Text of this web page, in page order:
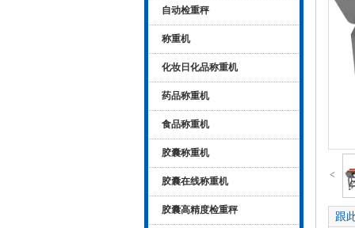
自动检重秤
称重机
化妆日化品称重机
药品称重机
食品称重机
胶囊称重机
胶囊在线称重机
胶囊高精度检重秤
<
跟